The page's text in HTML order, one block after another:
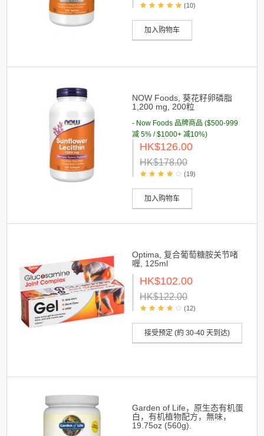
(10)
加入购物车
NOW Foods, 葵花籽卵磷脂
1,200 mg, 200粒
- Now Foods 品牌商品 ($500-999
减 5% / $1000+ 减10%)
HK$126.00
HK$178.00
(19)
加入购物车
Optima, 复合葡萄糖胺关节啫
喱, 125ml
HK$102.00
HK$122.00
(12)
接受预定 (約 30-40 天到达)
Garden of Life，原生态有机蛋
白，有机植物配方，無味，
19.75oz (560g).